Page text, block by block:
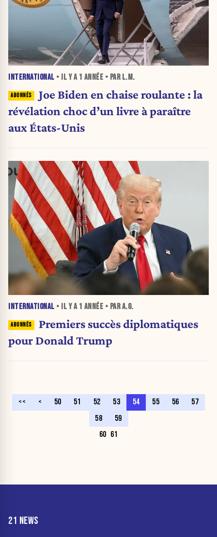
INTERNATIONAL • IL Y A 1 ANNÉE • PAR L.M.
Joe Biden en chaise roulante : la
révélation choc d’un livre à paraître
aux États-Unis
INTERNATIONAL • IL Y A 1 ANNÉE • PAR A.G.
Premiers succès diplomatiques
pour Donald Trump
<< < 50 51 52 53 54 55 56
57
58
59
60 61
21 NEWS